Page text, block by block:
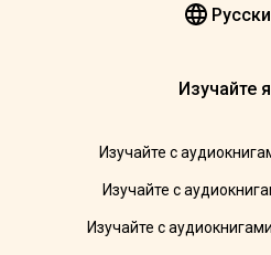
Изучайте
Изучайте с
Изучайте с
Изучайте с